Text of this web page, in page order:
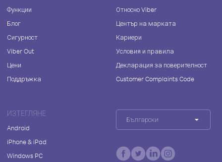
Функции
Блог
Сигурност
Viber Out
Цени
Поддръжка
Относно Viber
Център на марката
Кариери
Условия и правила
Декларация за поверителност
Customer Complaints Code
ИЗТЕГЛЯНЕ
Android
iPhone & iPad
Windows PC
Български